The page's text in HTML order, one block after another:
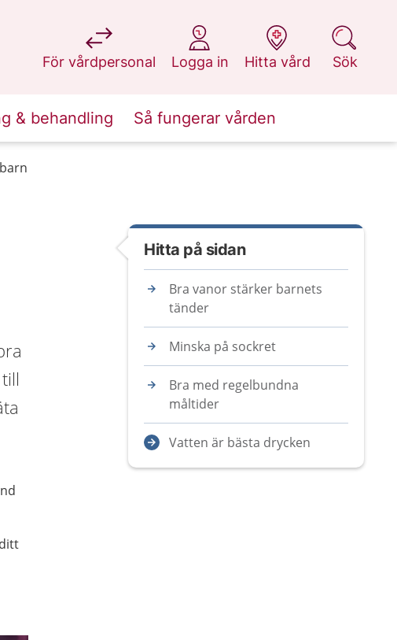
För vårdpersonal
på 1177.se
Logga in
på 1177.se
Hitta vård
på 1177.se
Sök
på 1177.se
& behandling Så fungerar vården
Hitta på sidan
Bra vanor stärker barnets
tänder
Minska på sockret
Bra med regelbundna
måltider
Vatten är bästa drycken